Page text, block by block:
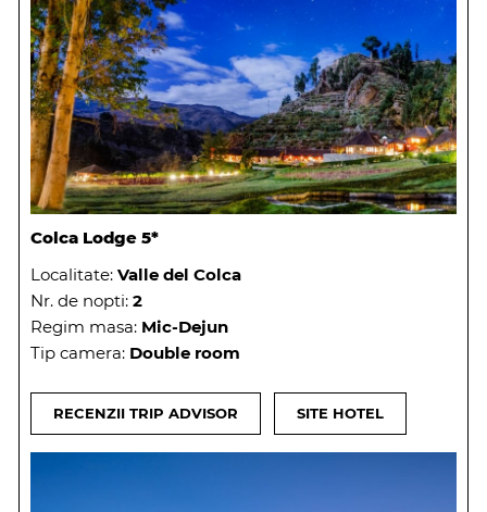
Colca Lodge 5*
Localitate: Valle del Colca
Nr. de nopti: 2
Regim masa: Mic-Dejun
Tip camera: Double room
RECENZII TRIP ADVISOR SITE HOTEL